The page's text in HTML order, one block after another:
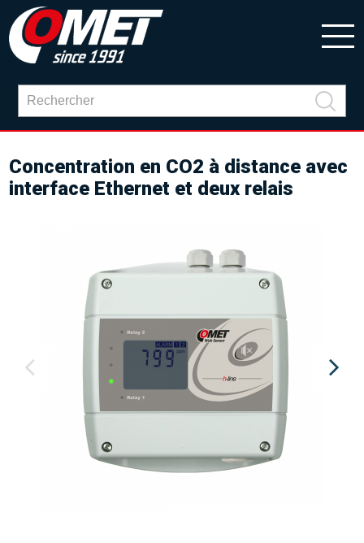
Concentration en CO2 à distance avec
interface Ethernet et deux relais